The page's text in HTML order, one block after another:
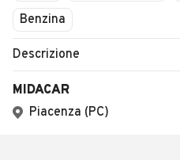
Benzina
Descrizione
MIDACAR
Piacenza (PC)